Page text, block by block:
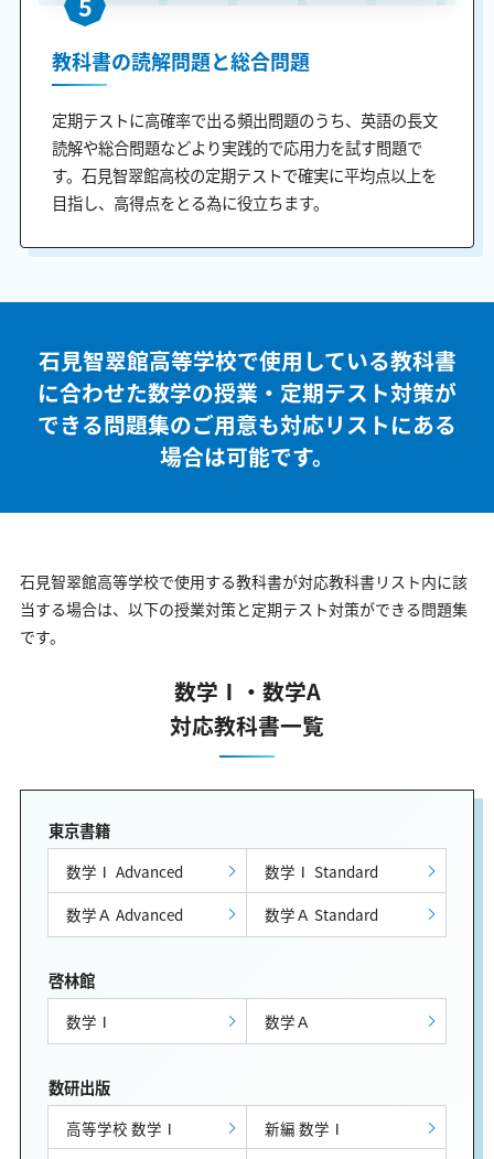
教科書の読解問題と総合問題
定期テストに高確率で出る頻出問題のうち、英語の長文
読解や総合問題などより実践的で応用力を試す問題で
す。石見智翠館高校の定期テストで確実に平均点以上を
目指し、高得点をとる為に役立ちます。
石見智翠館高等学校で使用している教科書
に合わせた数学の授業・定期テスト対策が
できる問題集のご用意も対応リストにある
場合は可能です。
石見智翠館高等学校で使用する教科書が対応教科書リスト内に該
当する場合は、以下の授業対策と定期テスト対策ができる問題集
です。
数学Ⅰ・数学A
対応教科書一覧
東京書籍
数学Ⅰ Advanced
数学Ⅰ Standard
数学Ａ Advanced
数学Ａ Standard
啓林館
数学Ⅰ 数学Ａ
数研出版
高等学校 数学Ⅰ
新編 数学Ⅰ